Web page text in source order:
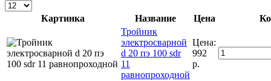
Картинка Название Цена
Тройник
электросварной
d 20 пэ 100 sdr
11
равнопроходной
Цена:
992
р.